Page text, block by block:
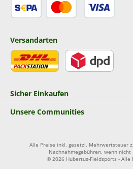
Sicher Einkaufen
Unsere Communities
Versandarten
Alle Preise inkl. gesetzl. Mehrwertsteuer
Nachnahmegebühren, wenn nicht
© 2026 Hubertus-Fieldsports - Alle